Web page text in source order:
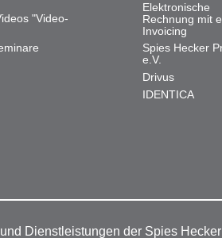
"Video-
Elektronische
Rechnung mit
Invoicing
Spies Hecker
e.V.
Drivus
IDENTICA
Dienstleistungen der Spies